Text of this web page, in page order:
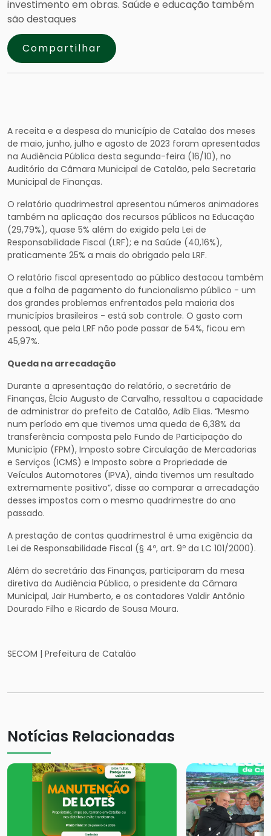
investimento em obras. Saúde e educação também
são destaques
Compartilhar
A receita e a despesa do município de Catalão dos meses
de maio, junho, julho e agosto de 2023 foram apresentadas
na Audiência Pública desta segunda-feira (16/10), no
Auditório da Câmara Municipal de Catalão, pela Secretaria
Municipal de Finanças.
O relatório quadrimestral apresentou números animadores
também na aplicação dos recursos públicos na Educação
(29,79%), quase 5% além do exigido pela Lei de
Responsabilidade Fiscal (LRF); e na Saúde (40,16%),
praticamente 25% a mais do obrigado pela LRF.
O relatório fiscal apresentado ao público destacou também
que a folha de pagamento do funcionalismo público - um
dos grandes problemas enfrentados pela maioria dos
municípios brasileiros - está sob controle. O gasto com
pessoal, que pela LRF não pode passar de 54%, ficou em
45,97%.
Queda na arrecadação
Durante a apresentação do relatório, o secretário de
Finanças, Élcio Augusto de Carvalho, ressaltou a capacidade
de administrar do prefeito de Catalão, Adib Elias. “Mesmo
num período em que tivemos uma queda de 6,38% da
transferência composta pelo Fundo de Participação do
Município (FPM), Imposto sobre Circulação de Mercadorias
e Serviços (ICMS) e Imposto sobre a Propriedade de
Veículos Automotores (IPVA), ainda tivemos um resultado
extremamente positivo”, disse ao comparar a arrecadação
desses impostos com o mesmo quadrimestre do ano
passado.
A prestação de contas quadrimestral é uma exigência da
Lei de Responsabilidade Fiscal (§ 4º, art. 9º da LC 101/2000).
Além do secretário das Finanças, participaram da mesa
diretiva da Audiência Pública, o presidente da Câmara
Municipal, Jair Humberto, e os contadores Valdir Antônio
Dourado Filho e Ricardo de Sousa Moura.
SECOM | Prefeitura de Catalão
Notícias Relacionadas